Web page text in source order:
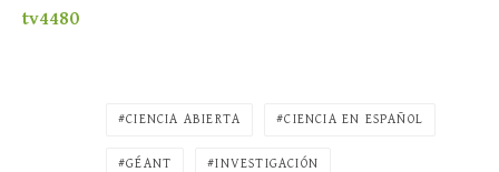
tv4480
CIENCIA ABIERTA CIENCIA EN ESPAÑOL
GÉANT INVESTIGACIÓN